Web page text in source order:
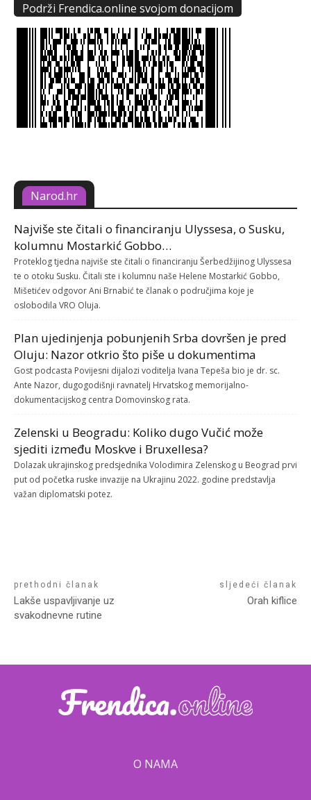
Podrži Frendica.online svojom donacijom
Narod.hr
Najviše ste čitali o financiranju Ulyssesa, o Susku,
kolumnu Mostarkić Gobbo…
Proteklog tjedna najviše ste čitali o financiranju Šerbedžijinog Ulyssesa
te o otoku Susku. Čitali ste i kolumnu naše Helene Mostarkić Gobbo,
Mišetićev odgovor Ani Brnabić te članak o područjima koje je
oslobodila VRO Oluja.
Plan ujedinjenja pobunjenih Srba dovršen je pred
Oluju: Nazor otkrio što piše u dokumentima
Gost podcasta Povijesni dijalozi voditelja Ivana Tepeša bio je dr. sc.
Ante Nazor, dugogodišnji ravnatelj Hrvatskog memorijalno-
dokumentacijskog centra Domovinskog rata.
Zelenski u Beogradu: Koliko dugo Vučić može
sjediti između Moskve i Bruxellesa?
Dolazak ukrajinskog predsjednika Volodimira Zelenskog u Beograd prvi
put od početka ruske invazije na Ukrajinu 2022. godine predstavlja
važan diplomatski potez.
prethodni članak
Lakše uspavljivanje uz
svakodnevne rutine
sljedeći članak
Orah kiflice
O NAMA